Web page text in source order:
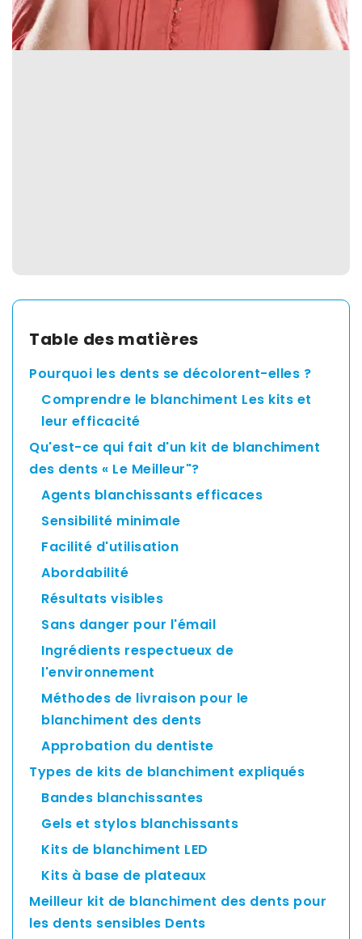
Portuguese
Netherland
English
Switzerland
English
Asia
Australia
New
Zealand
Malaysia
Table des matières
Pourquoi les dents se décolorent-elles ?
Comprendre le blanchiment Les kits et
leur efficacité
Qu'est-ce qui fait d'un kit de blanchiment
des dents « Le Meilleur"?
Agents blanchissants efficaces
Sensibilité minimale
Facilité d'utilisation
Abordabilité
Résultats visibles
Sans danger pour l'émail
Ingrédients respectueux de
l'environnement
Méthodes de livraison pour le
blanchiment des dents
Approbation du dentiste
Types de kits de blanchiment expliqués
Bandes blanchissantes
Gels et stylos blanchissants
Kits de blanchiment LED
Kits à base de plateaux
Meilleur kit de blanchiment des dents pour
les dents sensibles Dents